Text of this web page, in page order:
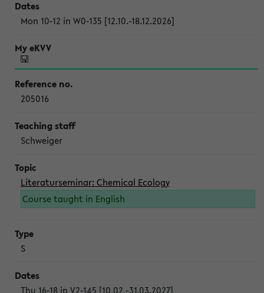
Mon 10-12 in W0-135 [12.10.-18.12.2026]
205016
Schweiger
Literaturseminar: Chemical Ecology
Course taught in English
S
Thu 16-18 in V2-145 [10.02.-31.03.2027]